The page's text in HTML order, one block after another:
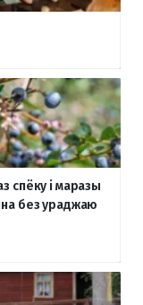
спёку і маразы
без ураджаю